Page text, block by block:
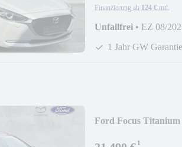
Finanzierung ab 124 € mtl.
Unfallfrei • EZ 08/
1 Jahr GW Garantie
Ford Focus
¹